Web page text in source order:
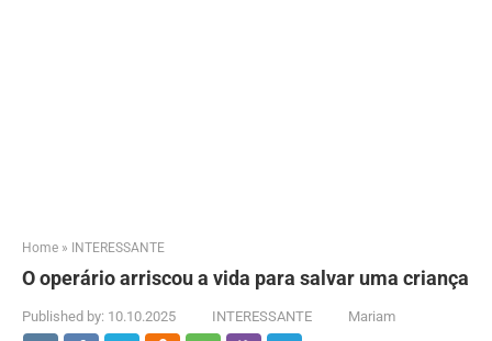
Home » INTERESSANTE
O operário arriscou a vida para salvar uma criança
Published by: 10.10.2025 INTERESSANTE Mariam